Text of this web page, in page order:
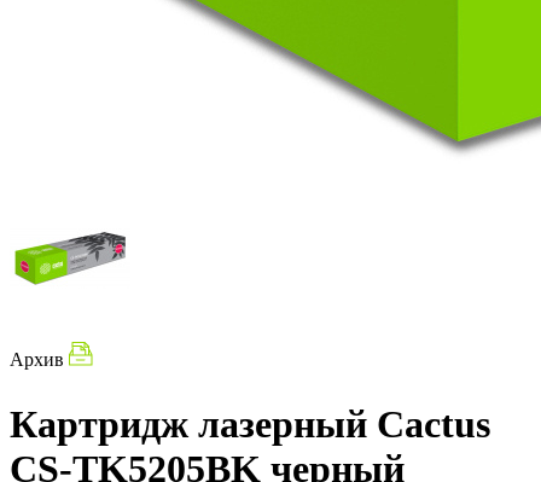
Архив
Картридж лазерный Cactus
CS-TK5205BK черный